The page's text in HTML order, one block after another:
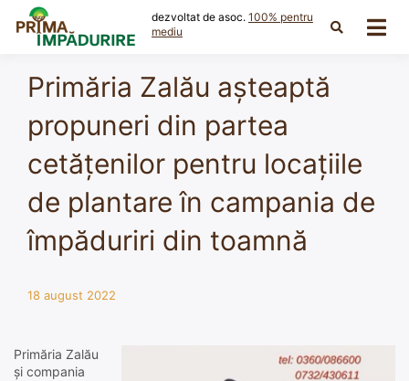
content
dezvoltat de asoc. 100% pentru
mediu
Primăria Zalău așteaptă
propuneri din partea
cetățenilor pentru locațiile
de plantare în campania de
împăduriri din toamnă
18 august 2022
Primăria Zalău
și compania